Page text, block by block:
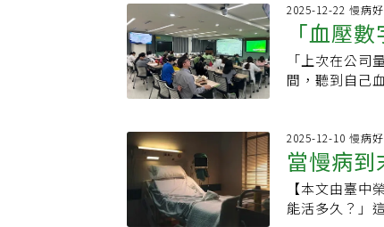
分為美容醫學
類，特定美
「一五○○Ｃ
可執行，但
醉的抽脂手術
術、其他經中
整形」。限九
急診科等醫
外，大外科專
2025-12-22 慢病
「血壓
這群健
「上次在公
間，聽到自己
師、營養師與
「真正決定健
『真實血壓』
班族男性。
倒是40到50歲
2025-12-10 慢病
當慢病
安定
【本文由臺
能活多久？」